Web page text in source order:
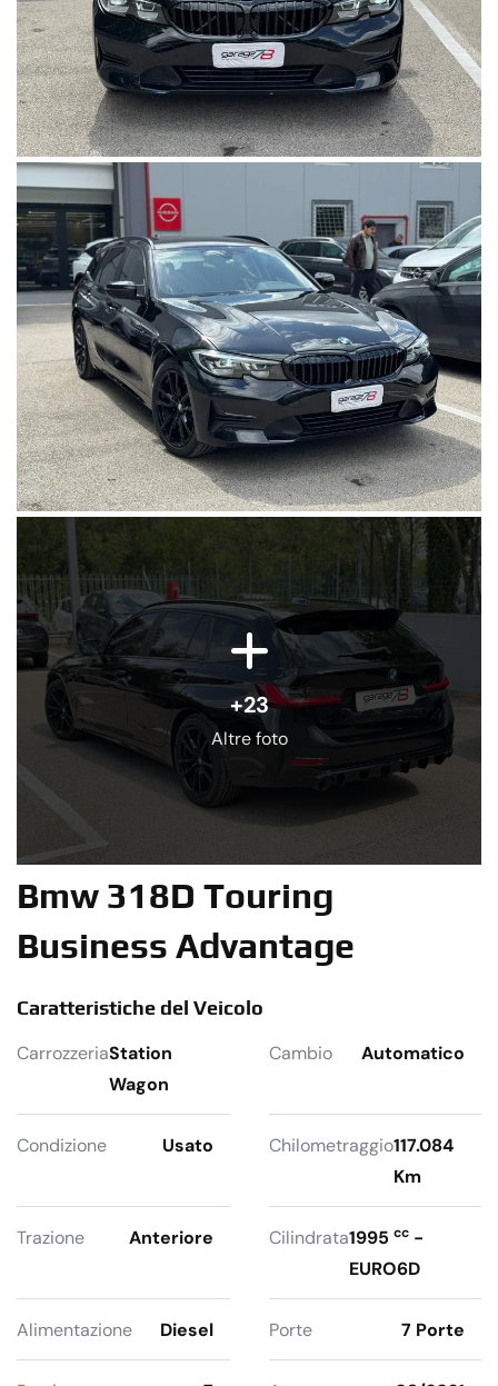
+23
Altre foto
Bmw 318D Touring
Business Advantage
Caratteristiche del Veicolo
CarrozzeriaStation
Wagon
Cambio Automatico
Condizione Usato Chilometraggio117.084
Km
Trazione Anteriore Cilindrata1995 cc-
EURO6D
Alimentazione Diesel Porte 7 Porte